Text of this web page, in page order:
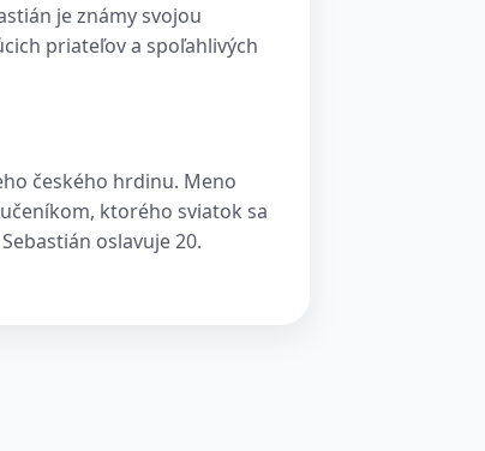
je známy svojou
priateľov a spoľahlivých
českého hrdinu. Meno
ktorého sviatok sa
oslavuje 20.